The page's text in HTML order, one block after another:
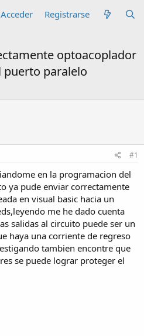
Acceder Registrarse
optoacoplador
puerto paralelo
#1
en la programacion del
ya pude enviar correctamente
en visual basic hacia un
me he dado cuenta
salidas al circuito puede ser un
haya una corriente de regreso
tambien encontre que
se puede lograr proteger el